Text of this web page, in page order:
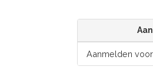
Aanmelden